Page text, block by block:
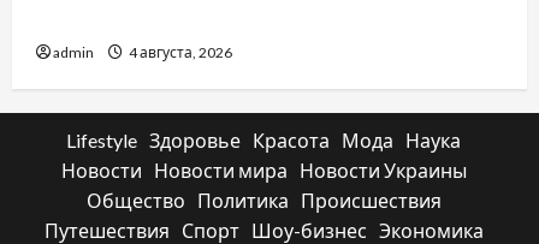
admin 4 августа, 2026
Lifestyle Здоровье Красота Мода
Наука
Новости
Новости мира
Новости Украины
Общество
Политика
Происшествия
Путешествия
Спорт Шоу-бизнес Экономика